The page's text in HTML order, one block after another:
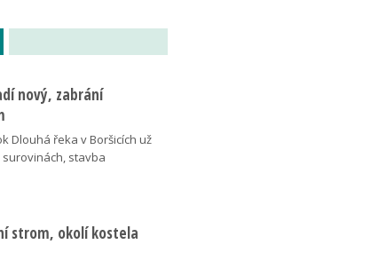
nový, zabrání
Dlouhá řeka v Boršicích už
stavba
strom, okolí kostela